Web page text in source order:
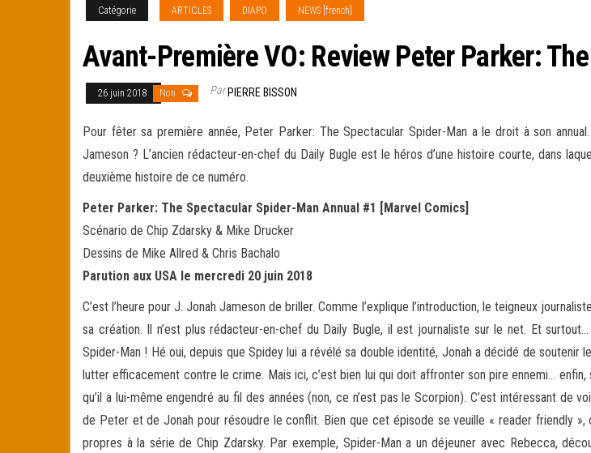
Catégorie ARTICLES DIAPO NEWS [french]
Avant-Première VO: Review Peter Parker:
26 juin 2018 Non ParPIERRE BISSON
Pour fêter sa première année, Peter Parker: The Spectacular Spider-Man a le droit à son
Jameson ? L’ancien rédacteur-en-chef du Daily Bugle est le héros d’une histoire courte, dans
deuxième histoire de ce numéro.
Peter Parker: The Spectacular Spider-Man Annual #1 [Marvel Comics]
Scénario de Chip Zdarsky & Mike Drucker
Dessins de Mike Allred & Chris Bachalo
Parution aux USA le mercredi 20 juin 2018
C’est l’heure pour J. Jonah Jameson de briller. Comme l’explique l’introduction, le teigneux
sa création. Il n’est plus rédacteur-en-chef du Daily Bugle, il est journaliste sur le net. Et
Spider-Man ! Hé oui, depuis que Spidey lui a révélé sa double identité, Jonah a décidé de soutenir
lutter efficacement contre le crime. Mais ici, c’est bien lui qui doit affronter son pire ennemi… enfin,
qu’il a lui-même engendré au fil des années (non, ce n’est pas le Scorpion). C’est intéressant de
de Peter et de Jonah pour résoudre le conflit. Bien que cet épisode se veuille « reader friendly »,
propres à la série de Chip Zdarsky. Par exemple, Spider-Man a un déjeuner avec Rebecca,